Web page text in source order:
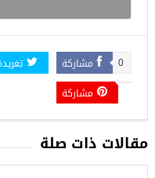
مشاركة 0
مشاركة
مقالات ذات صلة